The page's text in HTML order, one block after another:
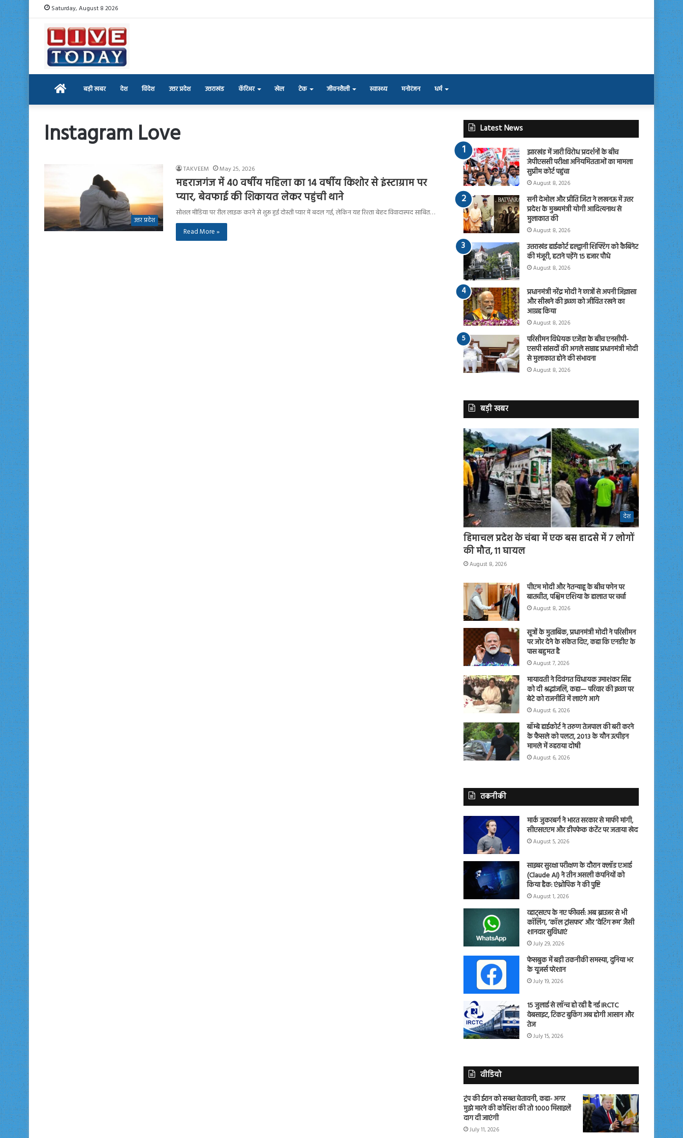
Saturday, August 8 2026
Home बड़ी खबर देश विदेश उत्तर प्रदेश उत्तराखंड कॅरिअर खेल टेक जीवनशैली स्वास्थ्य मनोरंजन धर्म
Instagram Love
उत्तर प्रदेश
TAKVEEM May 25, 2026
महराजगंज में 40 वर्षीय महिला का 14 वर्षीय किशोर से इंस्टाग्राम पर
प्यार, बेवफाई की शिकायत लेकर पहुंची थाने
सोशल मीडिया पर रील लाइक करने से शुरू हुई दोस्ती प्यार में बदल गई, लेकिन यह रिश्ता बेहद विवादास्पद साबित…
Read More »
Latest News
झारखंड में जारी विरोध प्रदर्शनों के बीच
जेपीएससी परीक्षा अनियमितताओं का मामला
सुप्रीम कोर्ट पहुंचा
August 8, 2026
सनी देओल और प्रीति जिंटा ने लखनऊ में उत्तर
प्रदेश के मुख्यमंत्री योगी आदित्यनाथ से
मुलाकात की
August 8, 2026
उत्तराखंड हाईकोर्ट हल्द्वानी शिफ्टिंग को कैबिनेट
की मंजूरी, हटाने पड़ेंगे 15 हजार पौधे
August 8, 2026
प्रधानमंत्री नरेंद्र मोदी ने छात्रों से अपनी जिज्ञासा
और सीखने की इच्छा को जीवित रखने का
आग्रह किया
August 8, 2026
परिसीमन विधेयक एजेंडा के बीच एनसीपी-
एसपी सांसदों की अगले सप्ताह प्रधानमंत्री मोदी
से मुलाकात होने की संभावना
August 8, 2026
बड़ी खबर
देश
हिमाचल प्रदेश के चंबा में एक बस हादसे में 7 लोगों
की मौत, 11 घायल
August 8, 2026
पीएम मोदी और नेतन्याहू के बीच फोन पर
बातचीत, पश्चिम एशिया के हालात पर चर्चा
August 8, 2026
सूत्रों के मुताबिक, प्रधानमंत्री मोदी ने परिसीमन
पर जोर देने के संकेत दिए, कहा कि एनडीए के
पास बहुमत है
August 7, 2026
मायावती ने दिवंगत विधायक उमाशंकर सिंह
को दी श्रद्धांजलि, कहा— परिवार की इच्छा पर
बेटे को राजनीति में लाएंगे आगे
August 6, 2026
बॉम्बे हाईकोर्ट ने तरुण तेजपाल की बरी करने
के फैसले को पलटा, 2013 के यौन उत्पीड़न
मामले में ठहराया दोषी
August 6, 2026
तकनीकी
मार्क जुकरबर्ग ने भारत सरकार से माफी मांगी,
सीएसएएम और डीपफेक कंटेंट पर जताया खेद
August 5, 2026
साइबर सुरक्षा परीक्षण के दौरान क्लॉड एआई
(Claude AI) ने तीन असली कंपनियों को
किया हैक: एंथ्रोपिक ने की पुष्टि
August 1, 2026
व्हाट्सएप के नए फीचर्स: अब ब्राउजर से भी
कॉलिंग, ‘कॉल ट्रांसफर’ और ‘वेटिंग रूम’ जैसी
शानदार सुविधाएं
July 29, 2026
फेसबुक में बड़ी तकनीकी समस्या, दुनिया भर
के यूजर्स परेशान
July 19, 2026
15 जुलाई से लॉन्च हो रही है नई IRCTC
वेबसाइट, टिकट बुकिंग अब होगी आसान और
तेज
July 15, 2026
वीडियो
ट्रंप की ईरान को सख्त चेतावनी, कहा- अगर
मुझे मारने की कोशिश की तो 1000 मिसाइलें
दाग दी जाएंगी
July 11, 2026